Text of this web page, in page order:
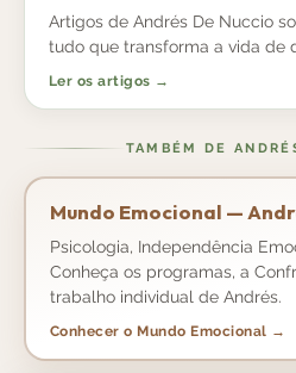
Artigos de Andrés De Nuccio
tudo que transforma a vida de
Ler os artigos →
TAMBÉM DE
Mundo Emocional —
Psicologia, Independência
Conheça os programas, a
trabalho individual de Andrés.
Conhecer o Mundo Emocional →